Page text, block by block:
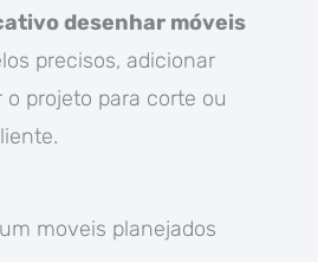
desenhar móveis
precisos, adicionar
projeto para corte ou
moveis planejados